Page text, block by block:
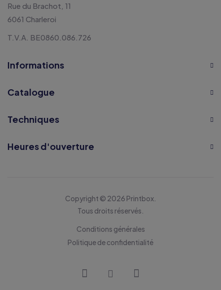
Rue du Brachot, 11
6061 Charleroi
T.V.A. BE0860.086.726
Informations
Catalogue
Techniques
Heures d'ouverture
Copyright © 2026 Printbox.
Tous droits réservés.
Conditions générales
Politique de confidentialité